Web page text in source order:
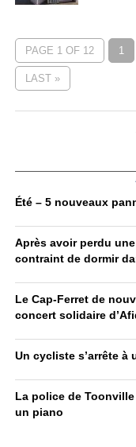
PAGE 1 OF 12 1
LAST »
Été – 5 nouveaux
Après avoir perdu
contraint de dormir
Le Cap-Ferret de
concert solidaire
Un cycliste s’arrête à
La police de
un piano